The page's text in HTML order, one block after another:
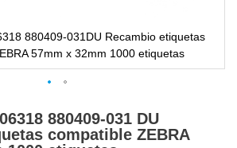
880409-031DU Recambio etiquetas
57mm x 32mm 1000 etiquetas
880409-031 DU
compatible ZEBRA